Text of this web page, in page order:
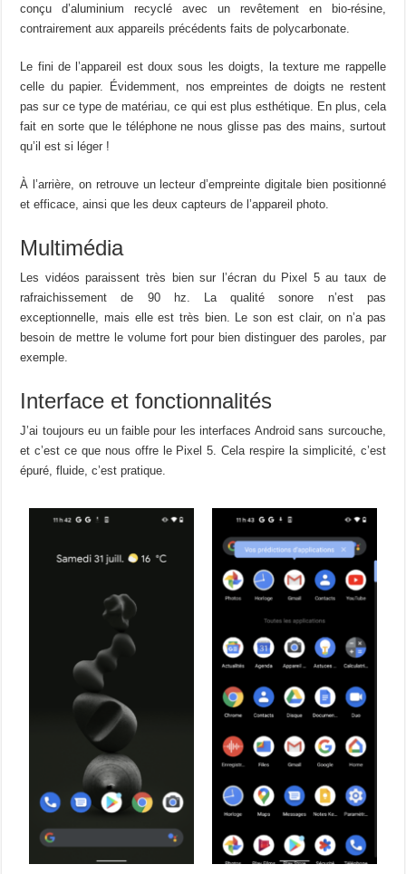
conçu d’aluminium recyclé avec un revêtement en bio-résine,
contrairement aux appareils précédents faits de polycarbonate.
Le fini de l’appareil est doux sous les doigts, la texture me rappelle
celle du papier. Évidemment, nos empreintes de doigts ne restent
pas sur ce type de matériau, ce qui est plus esthétique. En plus, cela
fait en sorte que le téléphone ne nous glisse pas des mains, surtout
qu’il est si léger !
À l’arrière, on retrouve un lecteur d’empreinte digitale bien positionné
et efficace, ainsi que les deux capteurs de l’appareil photo.
Multimédia
Les vidéos paraissent très bien sur l’écran du Pixel 5 au taux de
rafraichissement de 90 hz. La qualité sonore n’est pas
exceptionnelle, mais elle est très bien. Le son est clair, on n’a pas
besoin de mettre le volume fort pour bien distinguer des paroles, par
exemple.
Interface et fonctionnalités
J’ai toujours eu un faible pour les interfaces Android sans surcouche,
et c’est ce que nous offre le Pixel 5. Cela respire la simplicité, c’est
épuré, fluide, c’est pratique.